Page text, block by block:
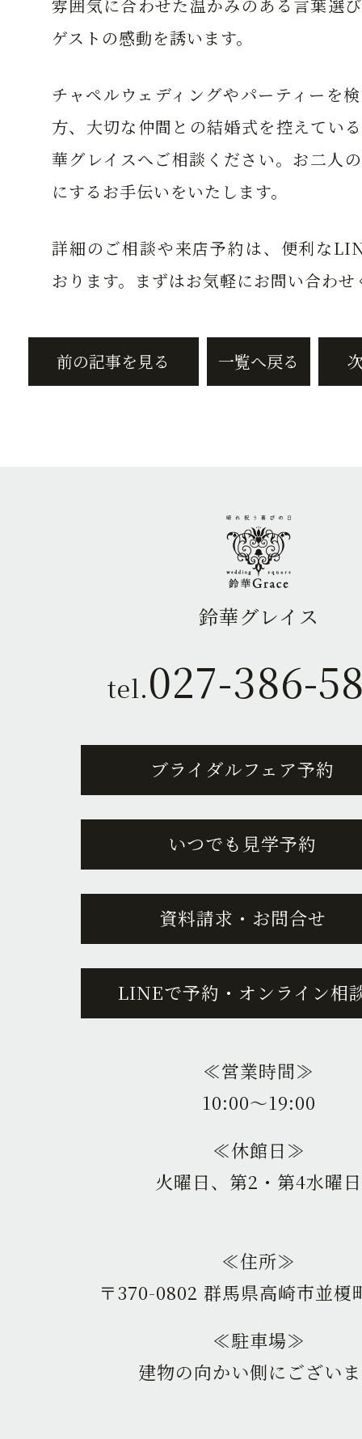
雰囲気に合わせた温かみのある言葉選
ゲストの感動を誘います。
チャペルウェディングやパーティーを
方、大切な仲間との結婚式を控えてい
華グレイスへご相談ください。お二人
にするお手伝いをいたします。
詳細のご相談や来店予約は、便利な
おります。まずはお気軽にお問い合わ
前の記事を見る 一覧へ戻る
鈴華グレイス
tel.027-386-
ブライダルフェア予約
いつでも見学予約
資料請求・お問合せ
LINEで予約・オンライン相
≪営業時間≫
10:00〜19:00
≪休館日≫
火曜日、第2・第4水曜日
≪住所≫
〒370-0802 群馬県高崎市並榎
≪駐車場≫
建物の向かい側にござい